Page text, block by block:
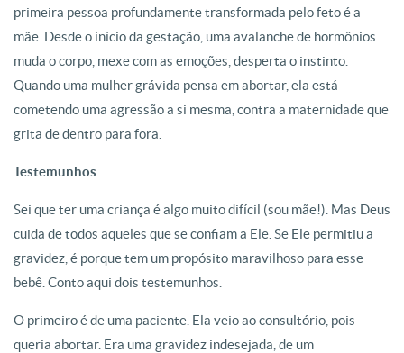
primeira pessoa profundamente transformada pelo feto é a
mãe. Desde o início da gestação, uma avalanche de hormônios
muda o corpo, mexe com as emoções, desperta o instinto.
Quando uma mulher grávida pensa em abortar, ela está
cometendo uma agressão a si mesma, contra a maternidade que
grita de dentro para fora.
Testemunhos
Sei que ter uma criança é algo muito difícil (sou mãe!). Mas Deus
cuida de todos aqueles que se confiam a Ele. Se Ele permitiu a
gravidez, é porque tem um propósito maravilhoso para esse
bebê. Conto aqui dois testemunhos.
O primeiro é de uma paciente. Ela veio ao consultório, pois
queria abortar. Era uma gravidez indesejada, de um